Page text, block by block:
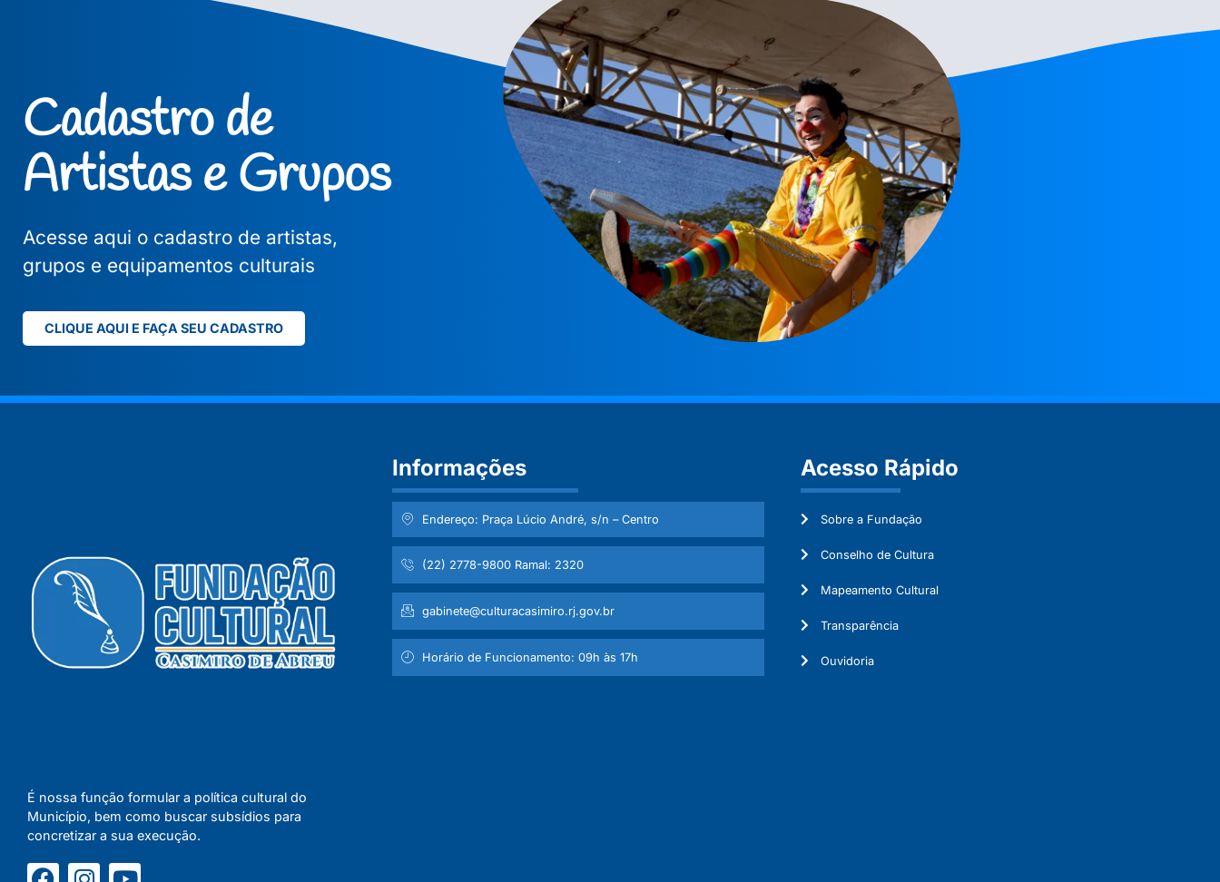
Cadastro de
Artistas e Grupos
Acesse aqui o cadastro de artistas,
grupos e equipamentos culturais
CLIQUE AQUI E FAÇA SEU CADASTRO
É nossa função formular a política cultural do
Município, bem como buscar subsídios para
concretizar a sua execução.
Informações
Endereço: Praça Lúcio André, s/n – Centro
(22) 2778-9800 Ramal: 2320
gabinete@culturacasimiro.rj.gov.br
Horário de Funcionamento: 09h às 17h
Acesso Rápido
Sobre a Fundação
Conselho de Cultura
Mapeamento Cultural
Transparência
Ouvidoria